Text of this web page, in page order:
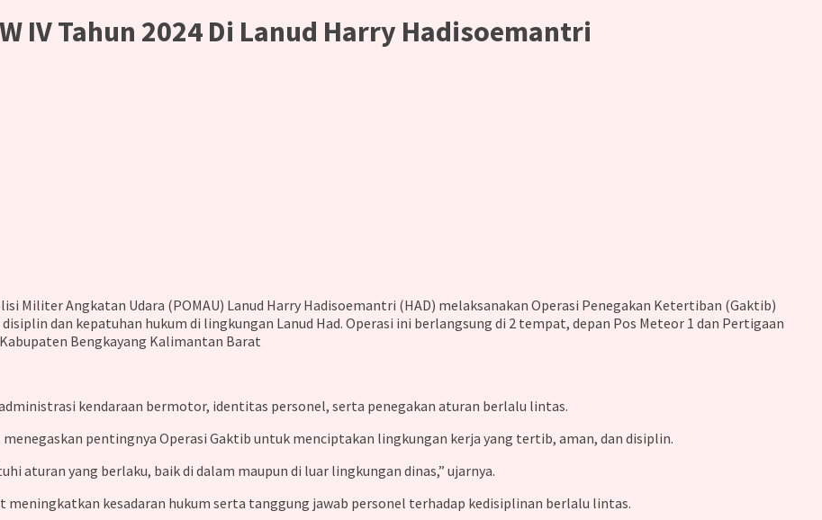
IV Tahun 2024 Di Lanud Harry Hadisoemantri
Militer Angkatan Udara (POMAU) Lanud Harry Hadisoemantri (HAD) melaksanakan Operasi Penegakan Ketertiban (Gaktib)
dan kepatuhan hukum di lingkungan Lanud Had. Operasi ini berlangsung di 2 tempat, depan Pos Meteor 1 dan Pertigaan
Bengkayang Kalimantan Barat
kendaraan bermotor, identitas personel, serta penegakan aturan berlalu lintas.
menegaskan pentingnya Operasi Gaktib untuk menciptakan lingkungan kerja yang tertib, aman, dan disiplin.
aturan yang berlaku, baik di dalam maupun di luar lingkungan dinas,” ujarnya.
meningkatkan kesadaran hukum serta tanggung jawab personel terhadap kedisiplinan berlalu lintas.